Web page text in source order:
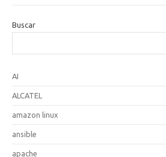
Buscar
AI
ALCATEL
amazon linux
ansible
apache